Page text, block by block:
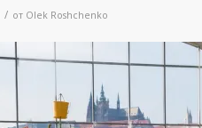
/ от Olek Roshchenko